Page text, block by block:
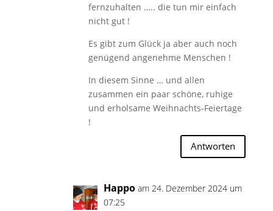
fernzuhalten ….. die tun mir einfach
nicht gut !
Es gibt zum Glück ja aber auch noch
genügend angenehme Menschen !
In diesem Sinne … und allen
zusammen ein paar schöne, ruhige
und erholsame Weihnachts-Feiertage
!
Antworten
Happo am 24. Dezember 2024 um
07:25